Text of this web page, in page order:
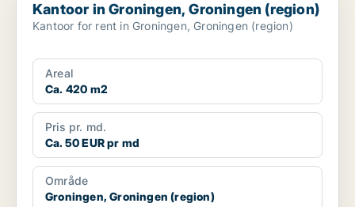
Kantoor in Groningen, Groningen (region)
Kantoor for rent in Groningen, Groningen (region)
Areal
Ca. 420 m2
Pris pr. md.
Ca. 50 EUR pr md
Område
Groningen, Groningen (region)